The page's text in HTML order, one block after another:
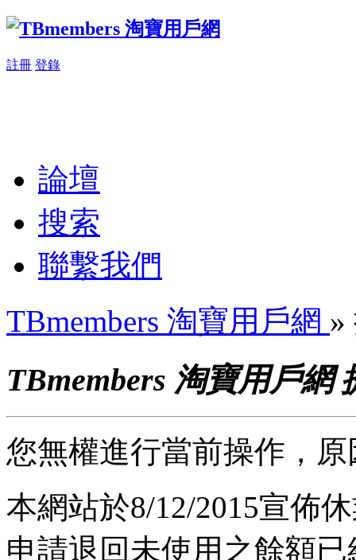
註冊 登錄
論壇
搜索
聯繫我們
TBmembers 淘寶用戶網 »
TBmembers 淘寶用戶網
您無權進行當前操作，
本網站於8/12/2015宣佈
申請退回未使用之餘額